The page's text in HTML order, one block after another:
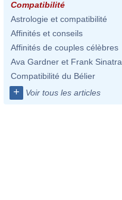
Compatibilité
Astrologie et compatibilité
Affinités et conseils
Affinités de couples célèbres
Ava Gardner et Frank Sinatra
Compatibilité du Bélier
+ Voir tous les articles